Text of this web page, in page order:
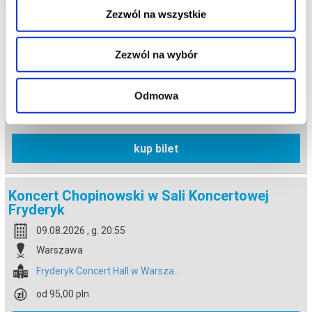
Zezwól na wszystkie
Zezwól na wybór
Odmowa
Koncert Chopinowski w Sali Koncertowej
Fryderyk
09.08.2026 , g. 19:00
Warszawa
Fryderyk Concert Hall w Warsza...
od 65,00 pln
kup bilet
Koncert Chopinowski w Sali Koncertowej
Fryderyk
09.08.2026 , g. 20:55
Warszawa
Fryderyk Concert Hall w Warsza...
od 95,00 pln